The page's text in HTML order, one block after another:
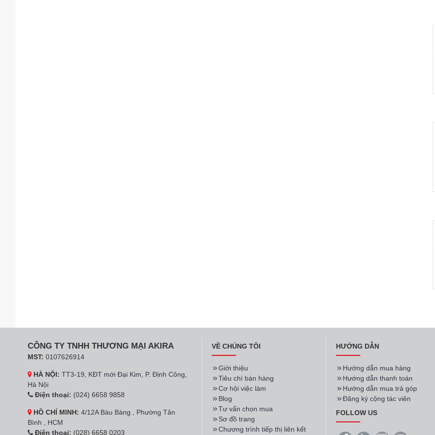
CÔNG TY TNHH THƯƠNG MẠI AKIRA
MST: 0107626914
HÀ NỘI: TT3-19, KĐT mới Đại Kim, P. Định Công,
Hà Nội
Điện thoại: (024) 6658 9858
HỒ CHÍ MINH: 4/12A Bàu Bàng , Phường Tân
Bình , HCM
Điện thoại: (028) 6658 0203
VỀ CHÚNG TÔI
Giới thiệu
Tiêu chí bán hàng
Cơ hội việc làm
Blog
Tư vấn chọn mua
Sơ đồ trang
Chương trình tiếp thị liên kết
HƯỚNG DẪN
Hướng dẫn mua hàng
Hướng dẫn thanh toán
Hướng dẫn mua trả góp
Đăng ký cộng tác viên
FOLLOW US